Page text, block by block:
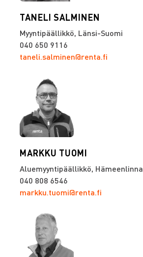
TANELI SALMINEN
Myyntipäällikkö, Länsi-Suomi
040 650 9116
taneli.salminen@renta.fi
MARKKU TUOMI
Aluemyyntipäällikkö, Hämeenlinna
040 808 6546
markku.tuomi@renta.fi